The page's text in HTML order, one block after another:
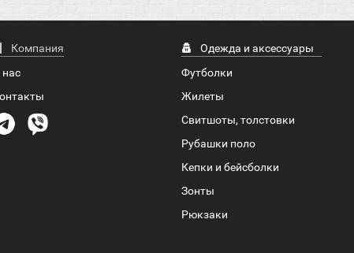
Компания
Одежда и аксессуары
Футболки
Жилеты
Свитшоты, толстовки
Рубашки поло
Кепки и бейсболки
Зонты
Рюкзаки